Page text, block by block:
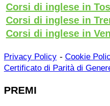
Corsi di inglese in
Corsi di inglese in
Corsi di inglese in
Privacy Policy - Cookie
Certificato di Parità di
PREMI